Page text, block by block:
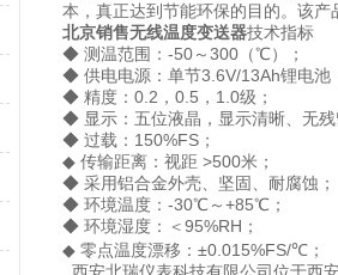
本，真正达到节能环保的目的。该产
北京销售无线温度变送器技术指标
◆ 测温范围：-50～300（℃）；
◆ 供电电源：单节3.6V/13Ah锂电池
◆ 精度：0.2，0.5，1.0级；
◆ 显示：五位液晶，显示清晰、无残
◆ 过载：150%FS；
◆ 传输距离：视距 >500米；
◆ 采用铝合金外壳、坚固、耐腐蚀；
◆ 环境温度：-30℃～+85℃；
◆ 环境湿度：＜95%RH；
◆ 零点温度漂移：±0.015%FS/℃；